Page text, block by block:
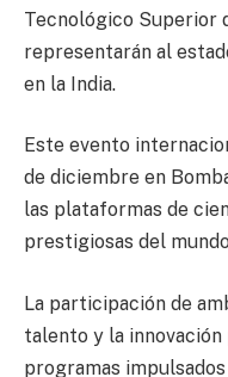
Tecnológico Superior
representarán al
en la India.
Este evento
de diciembre en
las plataformas de
prestigiosas del
La participación de
talento y la
programas